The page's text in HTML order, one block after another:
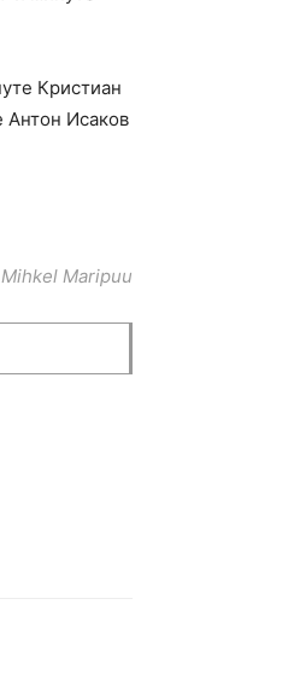
Кристиан
Антон Исаков
Maripuu